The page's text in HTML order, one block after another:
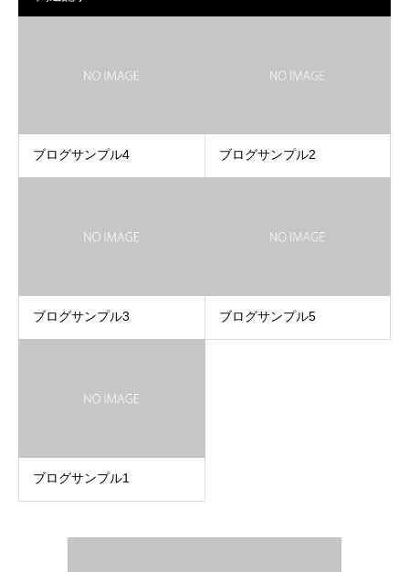
ブログサンプル4 ブログサンプル2
ブログサンプル3 ブログサンプル5
ブログサンプル1